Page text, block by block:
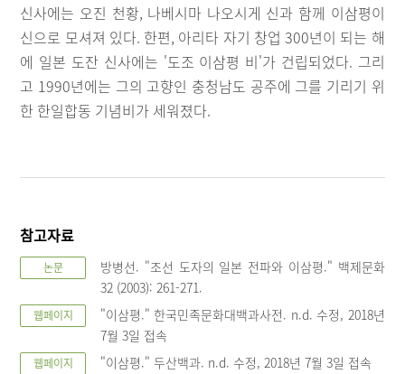
신사에는 오진 천황, 나베시마 나오시게 신과 함께 이삼평이
신으로 모셔져 있다. 한편, 아리타 자기 창업 300년이 되는 해
에 일본 도잔 신사에는 '도조 이삼평 비'가 건립되었다. 그리
고 1990년에는 그의 고향인 충청남도 공주에 그를 기리기 위
한 한일합동 기념비가 세워졌다.
참고자료
논문
방병선. "조선 도자의 일본 전파와 이삼평." 백제문화
32 (2003): 261-271.
웹페이지
"이삼평." 한국민족문화대백과사전. n.d. 수정, 2018년
7월 3일 접속
웹페이지 "이삼평." 두산백과. n.d. 수정, 2018년 7월 3일 접속